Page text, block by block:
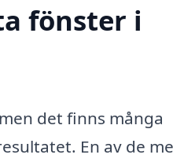
fönster i
det finns många
En av de